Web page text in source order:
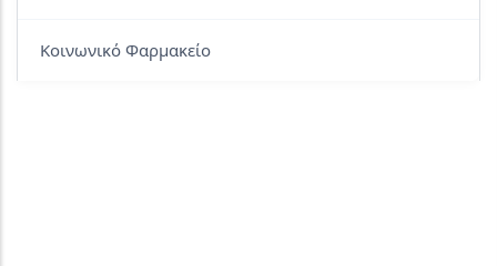
Κοινωνικό Φαρμακείο